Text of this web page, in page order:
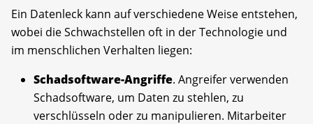
Ein Datenleck kann auf verschiedene Weise entstehen,
wobei die Schwachstellen oft in der Technologie und
im menschlichen Verhalten liegen:
Schadsoftware-Angriffe. Angreifer verwenden
Schadsoftware, um Daten zu stehlen, zu
verschlüsseln oder zu manipulieren. Mitarbeiter